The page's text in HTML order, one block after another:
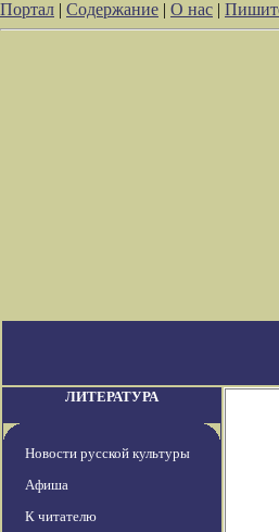
Портал | Содержание | О нас |
ЛИТЕРАТУРА
Новости русской культуры
Афиша
К читателю